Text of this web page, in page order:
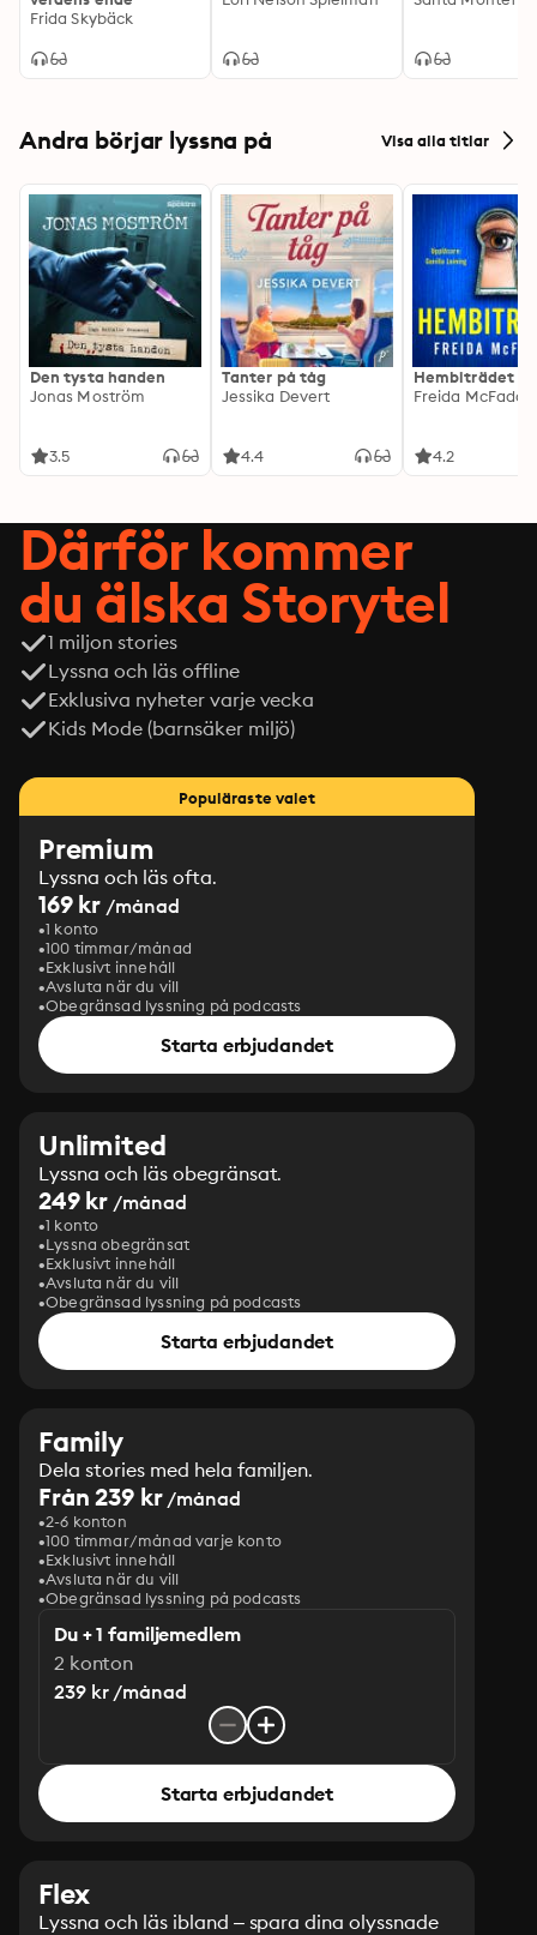
Frida Skybäck
Andra börjar lyssna på Visa alla titlar
Den tysta handen
Jonas Moström
3.5
Tanter på tåg
Jessika Devert
4.4
Hembiträdet
Freida
4.2
Därför kommer
du älska Storytel
1 miljon stories
Lyssna och läs offline
Exklusiva nyheter varje vecka
Kids Mode (barnsäker miljö)
Populäraste valet
Premium
Lyssna och läs ofta.
169 kr /månad
1 konto
100 timmar/månad
Exklusivt innehåll
Avsluta när du vill
Obegränsad lyssning på podcasts
Starta erbjudandet
Unlimited
Lyssna och läs obegränsat.
249 kr /månad
1 konto
Lyssna obegränsat
Exklusivt innehåll
Avsluta när du vill
Obegränsad lyssning på podcasts
Starta erbjudandet
Family
Dela stories med hela familjen.
Från 239 kr/månad
2-6 konton
100 timmar/månad varje konto
Exklusivt innehåll
Avsluta när du vill
Obegränsad lyssning på podcasts
Du + 1 familjemedlem
2 konton
239 kr /månad
Starta erbjudandet
Flex
Lyssna och läs ibland – spara dina olyssnade